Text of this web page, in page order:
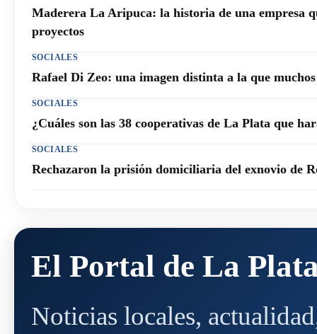
Maderera La Aripuca: la historia de una empresa
proyectos
SOCIALES
Rafael Di Zeo: una imagen distinta a la que
SOCIALES
¿Cuáles son las 38 cooperativas de La Plata que
SOCIALES
Rechazaron la prisión domiciliaria del exnovio de
El Portal de La
Noticias locales,